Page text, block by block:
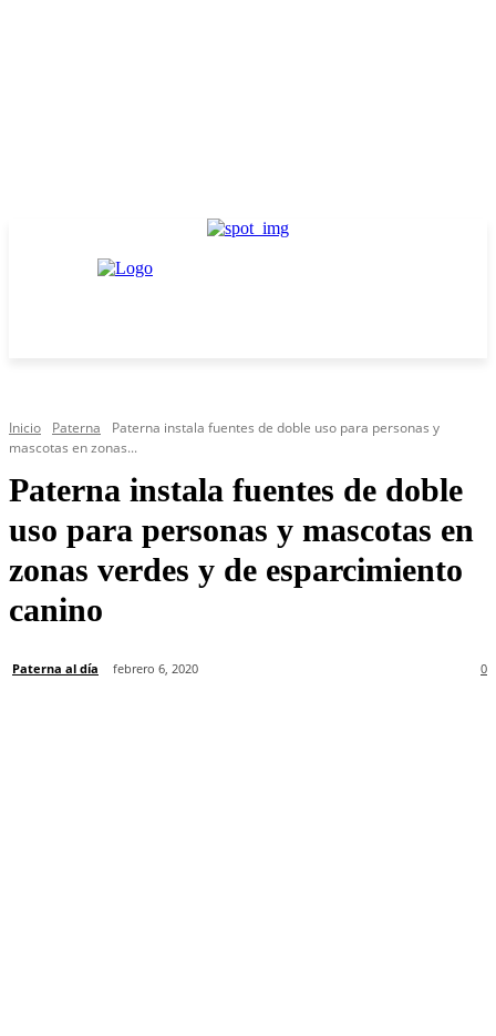
Inicio Paterna
Paterna instala fuentes de doble uso para personas y
mascotas en zonas...
Paterna instala fuentes de doble
uso para personas y mascotas en
zonas verdes y de esparcimiento
canino
Paterna al día febrero 6, 2020 0